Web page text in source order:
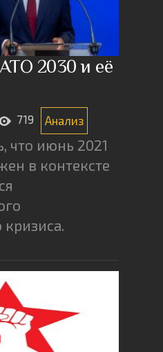
2030 и её
719 Анализ
что июнь 2021
в контексте
кризиса.